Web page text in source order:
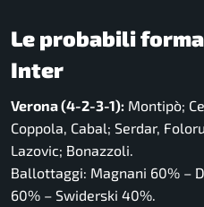
Le probabili
Inter
Verona (4-2-3-1): Montipò;
Coppola, Cabal; Serdar,
Lazovic; Bonazzoli.
Ballottaggi: Magnani 60% –
60% – Swiderski 40%.